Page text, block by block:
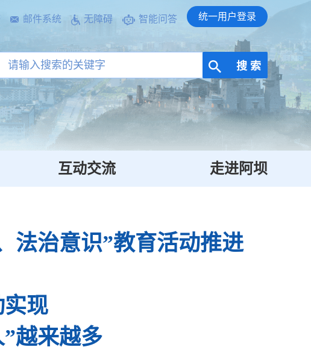
邮件系统 无障碍 智能问答 统一用户登录
搜 索
互动交流 走进阿坝
法治意识”教育活动推进
实现
越来越多